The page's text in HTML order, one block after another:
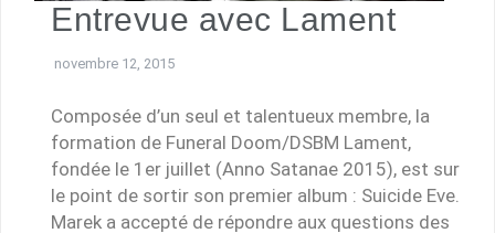
Entrevue avec Lament
novembre 12, 2015
Composée d’un seul et talentueux membre, la
formation de Funeral Doom/DSBM Lament,
fondée le 1er juillet (Anno Satanae 2015), est sur
le point de sortir son premier album : Suicide Eve.
Marek a accepté de répondre aux questions des